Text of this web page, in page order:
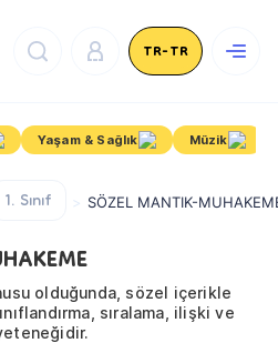
TR-TR
Yaşam & Sağlık Müzik
1. Sınıf SÖZEL MANTIK-
olduğunda, sözel içerikle
sıralama, ilişki ve